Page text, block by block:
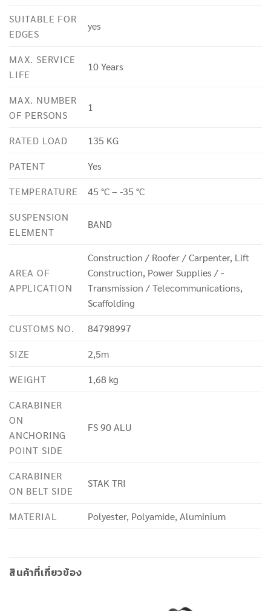
SUITABLE FOR
EDGES
yes
MAX. SERVICE
LIFE
10 Years
MAX. NUMBER
OF PERSONS
1
RATED LOAD
135 KG
PATENT
Yes
TEMPERATURE
45 °C – -35 °C
SUSPENSION
ELEMENT
BAND
AREA OF
APPLICATION
Construction / Roofer / Carpenter, Lift
Construction, Power Supplies / -
Transmission / Telecommunications,
Scaffolding
CUSTOMS NO.
84798997
SIZE
2,5m
WEIGHT
1,68 kg
CARABINER
ON
ANCHORING
POINT SIDE
FS 90 ALU
CARABINER
ON BELT SIDE
STAK TRI
MATERIAL Polyester, Polyamide, Aluminium
สินค้าที่เกี่ยวข้อง